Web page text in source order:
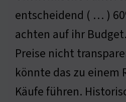
entscheidend ( … )
achten auf ihr
Preise nicht
könnte das zu einem
Käufe führen.